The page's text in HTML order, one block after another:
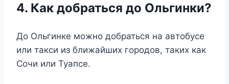
4. Как добраться до Ольгинки?
До Ольгинке можно добраться на автобусе
или такси из ближайших городов, таких как
Сочи или Туапсе.